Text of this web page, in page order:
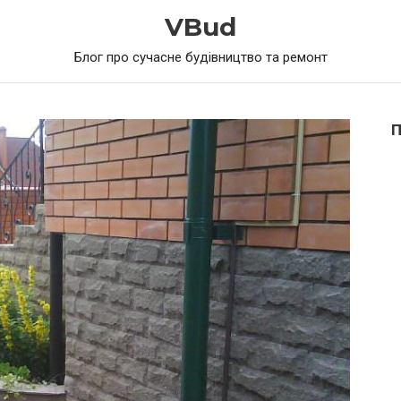
VBud
Блог про сучасне будівництво та ремонт